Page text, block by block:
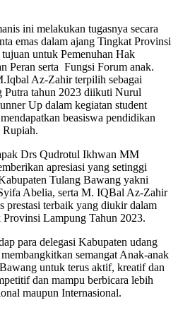
ini melakukan tugasnya secara
emas dalam ajang Tingkat Provinsi
untuk Pemenuhan Hak
Peran serta Fungsi Forum anak.
Az-Zahir terpilih sebagai
Putra tahun 2023 diikuti Nurul
Up dalam kegiatan student
beasiswa pendidikan
Rupiah.
Drs Qudrotul Ikhwan MM
apresiasi yang setinggi
Tulang Bawang yakni
Abelia, serta M. IQBal Az-Zahir
prestasi terbaik yang diukir dalam
Lampung Tahun 2023.
para delegasi Kabupaten udang
semangat Anak-anak
untuk terus aktif, kreatif dan
dan mampu berbicara lebih
maupun Internasional.